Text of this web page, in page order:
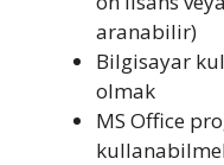
aranabilir)
Bilgisayar
olmak
MS Office